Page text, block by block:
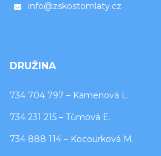
info@zskostomlaty.cz
DRUŽINA
734 704 797 – Kamenová L.
734 231 215 – Tůmová E.
734 888 114 – Kocourková M.